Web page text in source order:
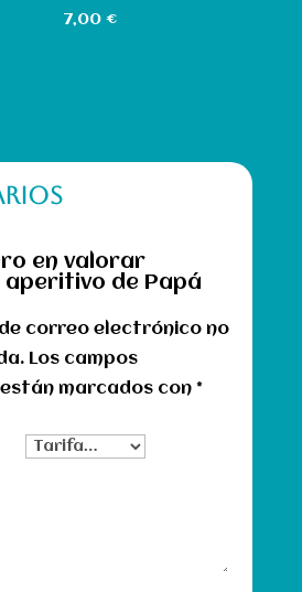
7,00€
en valorar
aperitivo de Papá
correo electrónico no
Los campos
marcados con *